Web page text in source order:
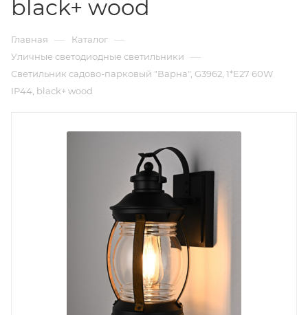
black+ wood
Главная — Каталог —
Уличные светодиодные светильники —
Светильник садово-парковый "Варна", G3962, 1*Е27 60W
IP44, black+ wood